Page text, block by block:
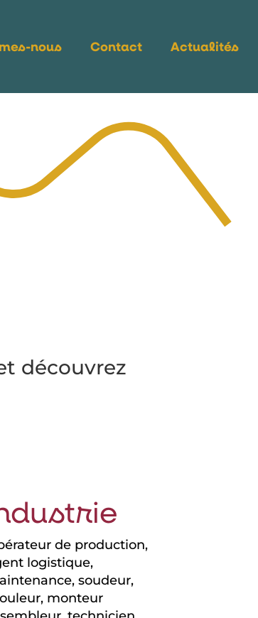
nous Contact Actualités
découvrez
de production,
logistique,
soudeur,
monteur